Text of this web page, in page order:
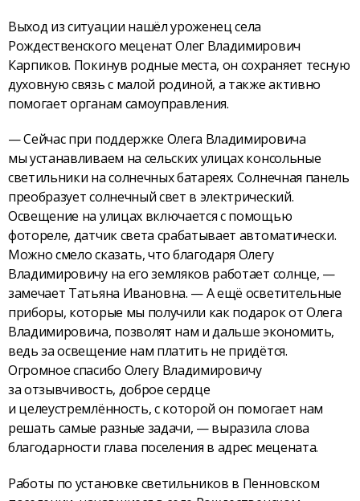
Выход из ситуации нашёл уроженец села
Рождественского меценат Олег Владимирович
Карпиков. Покинув родные места, он сохраняет тесную
духовную связь с малой родиной, а также активно
помогает органам самоуправления.
— Сейчас при поддержке Олега Владимировича
мы устанавливаем на сельских улицах консольные
светильники на солнечных батареях. Солнечная панель
преобразует солнечный свет в электрический.
Освещение на улицах включается с помощью
фотореле, датчик света срабатывает автоматически.
Можно смело сказать, что благодаря Олегу
Владимировичу на его земляков работает солнце, —
замечает Татьяна Ивановна. — А ещё осветительные
приборы, которые мы получили как подарок от Олега
Владимировича, позволят нам и дальше экономить,
ведь за освещение нам платить не придётся.
Огромное спасибо Олегу Владимировичу
за отзывчивость, доброе сердце
и целеустремлённость, с которой он помогает нам
решать самые разные задачи, — выразила слова
благодарности глава поселения в адрес мецената.
Работы по установке светильников в Пенновском